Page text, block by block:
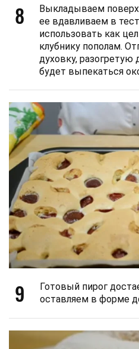
8
Выкладываем
ее вдавливаем в
использовать как
клубнику пополам.
духовку, разогретую
будет выпекаться
9
Готовый пирог
оставляем в форме